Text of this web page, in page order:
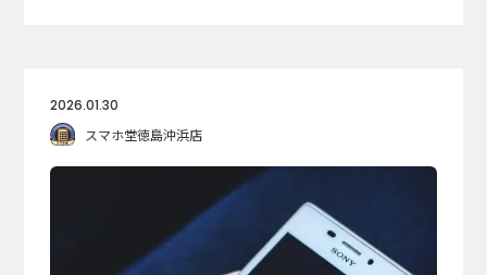
2026.01.30
スマホ堂徳島沖浜店